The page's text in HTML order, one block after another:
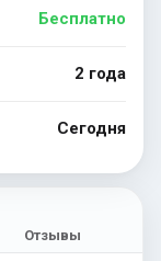
Бесплатно
2 года
Сегодня
Отзывы